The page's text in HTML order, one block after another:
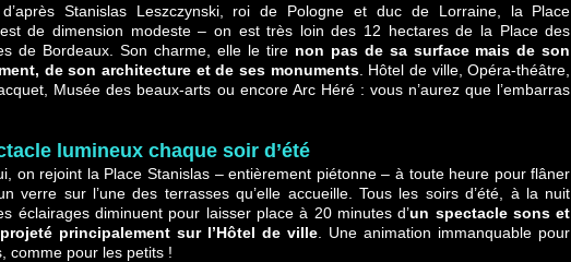
d’après Stanislas Leszczynski, roi de Pologne et duc de Lorraine, la Place
de dimension modeste – on est très loin des 12 hectares de la Place des
de Bordeaux. Son charme, elle le tire non pas de sa surface mais de son
de son architecture et de ses monuments. Hôtel de ville, Opéra-théâtre,
Musée des beaux-arts ou encore Arc Héré : vous n’aurez que l’embarras
lumineux chaque soir d’été
on rejoint la Place Stanislas – entièrement piétonne – à toute heure pour flâner
verre sur l’une des terrasses qu’elle accueille. Tous les soirs d’été, à la nuit
éclairages diminuent pour laisser place à 20 minutes d’un spectacle sons et
principalement sur l’Hôtel de ville . Une animation immanquable pour
comme pour les petits !